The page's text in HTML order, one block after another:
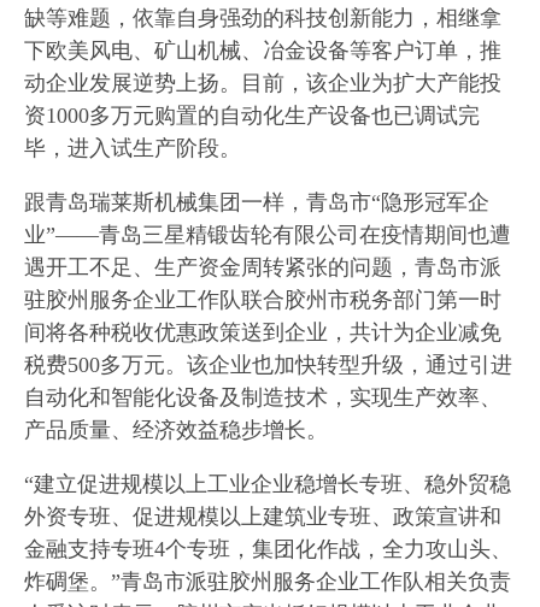
缺等难题，依靠自身强劲的科技创新能力，相继拿
下欧美风电、矿山机械、冶金设备等客户订单，推
动企业发展逆势上扬。目前，该企业为扩大产能投
资1000多万元购置的自动化生产设备也已调试完
毕，进入试生产阶段。
跟青岛瑞莱斯机械集团一样，青岛市“隐形冠军企
业”——青岛三星精锻齿轮有限公司在疫情期间也遭
遇开工不足、生产资金周转紧张的问题，青岛市派
驻胶州服务企业工作队联合胶州市税务部门第一时
间将各种税收优惠政策送到企业，共计为企业减免
税费500多万元。该企业也加快转型升级，通过引进
自动化和智能化设备及制造技术，实现生产效率、
产品质量、经济效益稳步增长。
“建立促进规模以上工业企业稳增长专班、稳外贸稳
外资专班、促进规模以上建筑业专班、政策宣讲和
金融支持专班4个专班，集团化作战，全力攻山头、
炸碉堡。”青岛市派驻胶州服务企业工作队相关负责